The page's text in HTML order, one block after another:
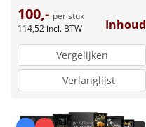
100,- per stuk
114,52 incl. BTW Inhoud
Vergelijken
Verlanglijst